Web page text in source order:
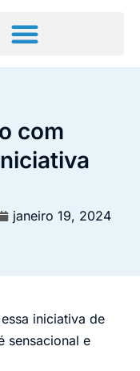
com
janeiro 19, 2024
iniciativa de
sensacional e